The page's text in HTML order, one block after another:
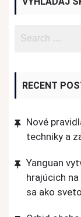
RECENT
Nové
techniky a
Yanguan
hrajúcich
sa ako